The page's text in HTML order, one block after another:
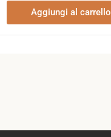
Aggiungi al carrello